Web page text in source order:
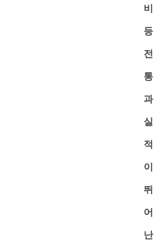
비
등
전
통
과
실
적
이
뛰
어
난